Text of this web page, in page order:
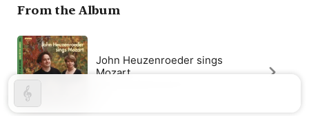
From the Album
John Heuzenroeder sings
Mozart